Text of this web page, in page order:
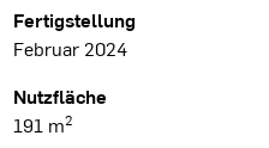
Fertigstellung
Februar 2024
Nutzfläche
191 m2